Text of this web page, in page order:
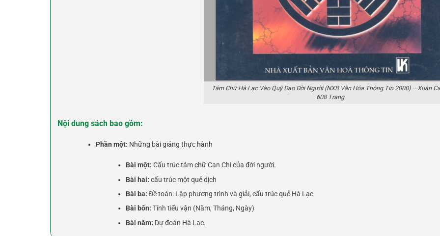
Tám Chữ Hà Lạc Vào Quỹ Đạo Đời Người (NXB Văn Hóa Thông Tin 2000) – Xuân
608 Trang
Nội dung sách bao gồm:
Phần một: Những bài giảng thực hành
Bài một: Cấu trúc tám chữ Can Chi của đời người.
Bài hai: cấu trúc một quẻ dịch
Bài ba: Đề toán: Lập phương trình và giải, cấu trúc quẻ Hà Lạc
Bài bốn: Tính tiểu vận (Năm, Tháng, Ngày)
Bài năm: Dự đoán Hà Lạc.